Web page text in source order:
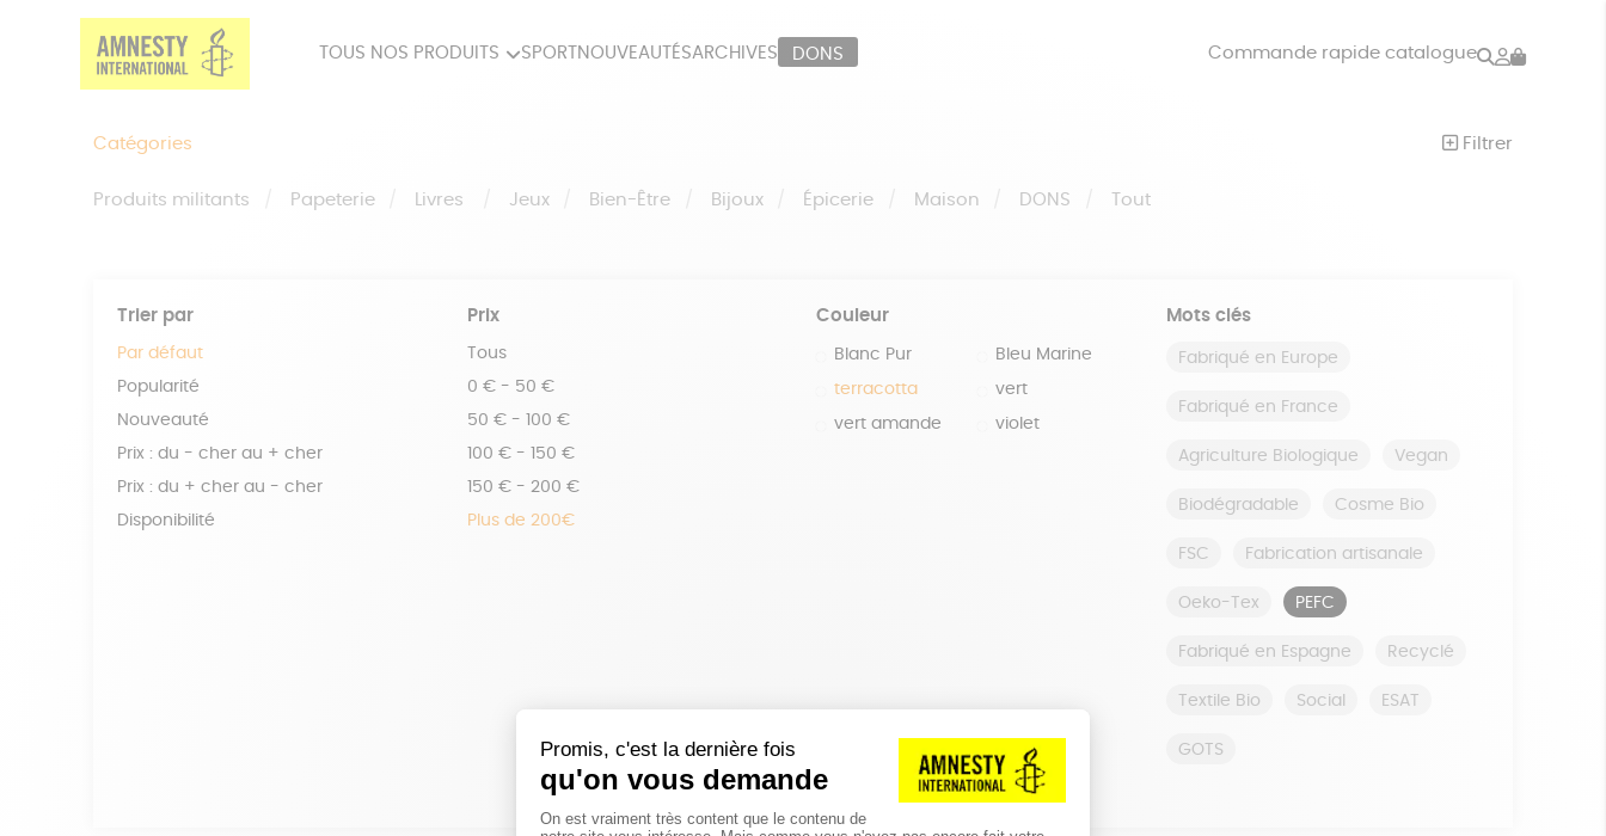
TOUS NOS PRODUITS SPORT NOUVEAUTÉSARCHIVES DONS Commande rapide catalogue Rechercher
Mon
Catégories Filtrer
Produits militants Papeterie Livres Jeux Bien-Être Bijoux Épicerie Maison DONS Tout
Trier par
Par défaut
Popularité
Nouveauté
Prix : du - cher au + cher
Prix : du + cher au - cher
Disponibilité
Prix
Tous
0 € - 50 €
50 € - 100 €
100 € - 150 €
150 € - 200 €
Plus de 200€
Couleur
Blanc Pur Bleu Marine
terracotta vert
vert amande violet
Mots clés
Fabriqué en Europe
Fabriqué en France
Agriculture Biologique Vegan
Biodégradable Cosme Bio
FSC Fabrication artisanale
Oeko-Tex PEFC
Fabriqué en Espagne Recyclé
Textile Bio Social ESAT
GOTS
réinitialiser les filtres